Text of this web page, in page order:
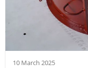
10 March 2025